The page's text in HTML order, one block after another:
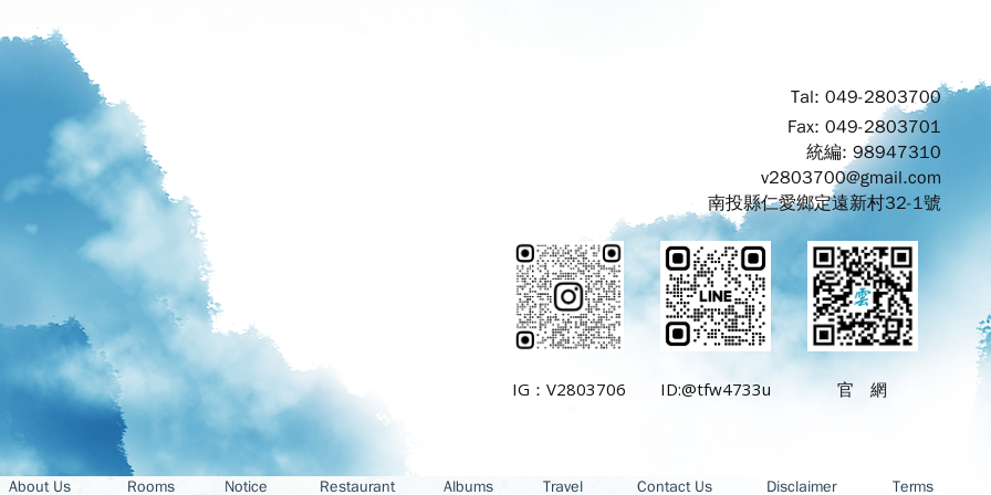
Tal: 049-2803700
Fax: 049-2803701
統編: 98947310
v2803700@gmail.com
南投縣仁愛鄉定遠新村32-1號
IG：V2803706 ID:@tfw4733u 官 網
About Us Rooms Notice Restaurant Albums Travel Contact Us Disclaimer Terms